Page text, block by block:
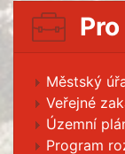
Městský
Veřejné
Územní
Program